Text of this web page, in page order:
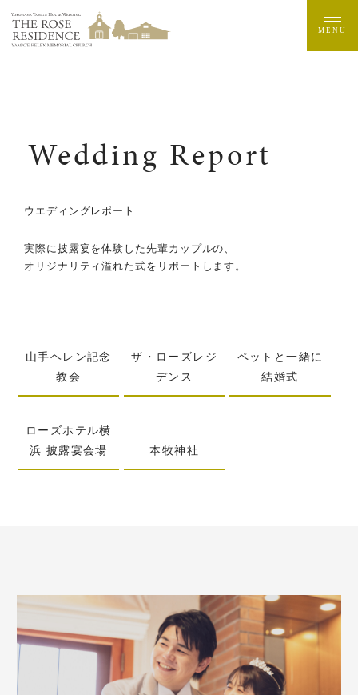
MENU
Wedding Report
ウエディングレポート
実際に披露宴を体験した先輩カップルの、
オリジナリティ溢れた式をリポートします。
山手ヘレン記念
教会
ザ・ローズレジ
デンス
ペットと一緒に
結婚式
ローズホテル横
浜 披露宴会場
本牧神社